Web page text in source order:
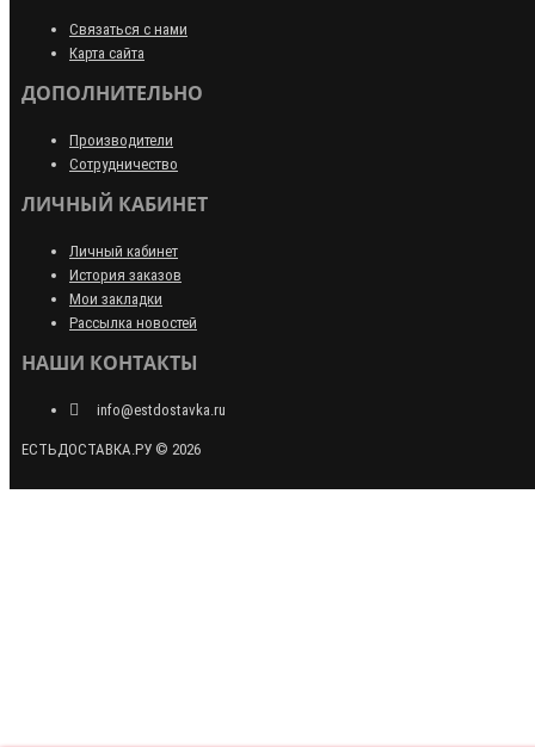
Связаться с нами
Карта сайта
ДОПОЛНИТЕЛЬНО
Производители
Сотрудничество
ЛИЧНЫЙ КАБИНЕТ
Личный кабинет
История заказов
Мои закладки
Рассылка новостей
НАШИ КОНТАКТЫ
info@estdostavka.ru
ЕСТЬДОСТАВКА.РУ © 2026